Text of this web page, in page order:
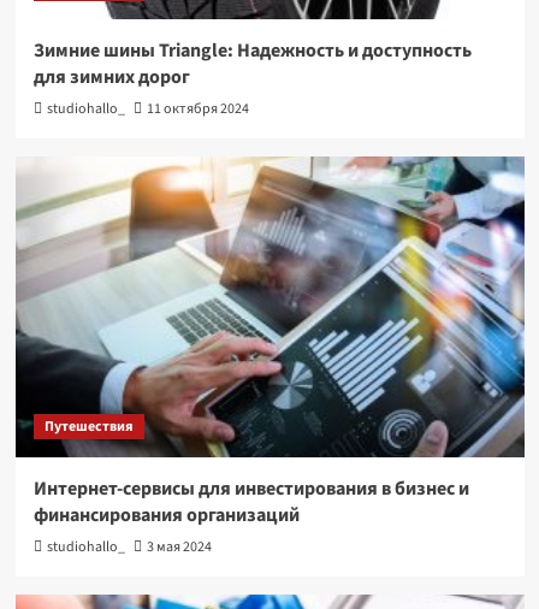
Зимние шины Triangle: Надежность и доступность
для зимних дорог
studiohallo_ 11 октября 2024
Путешествия
Интернет-сервисы для инвестирования в бизнес и
финансирования организаций
studiohallo_ 3 мая 2024